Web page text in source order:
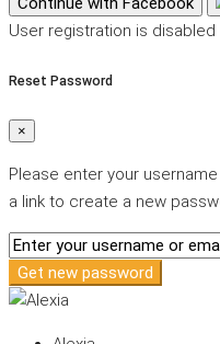
User registration is
Reset Password
×
Please enter your
a link to create a new
Get new password